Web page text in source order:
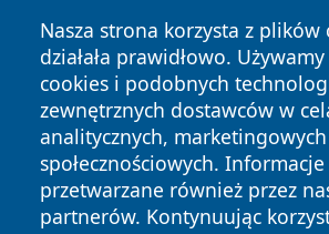
Nasza strona korzysta z plików
działała prawidłowo.
cookies i podobnych
zewnętrznych dostawców w
analitycznych,
społecznościowych.
przetwarzane również przez
partnerów. Kontynuując
Copyright © 2026 24slupsk.pl Wszystkie
Polityka